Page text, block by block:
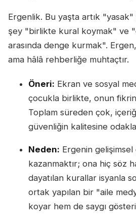
Ergenlik. Bu yaşta artık
şey "birlikte kural koymak" ve
arasında denge kurmak".
ama hâlâ rehberliğe muhtaçtır.
Öneri: Ekran ve sosyal
çocukla birlikte, onun
Toplam süreden çok,
güvenliğin kalitesine
Neden: Ergenin
kazanmaktır; ona hiç söz
dayatılan kurallar isyanla
ortak yapılan bir "aile
koyar hem de saygı